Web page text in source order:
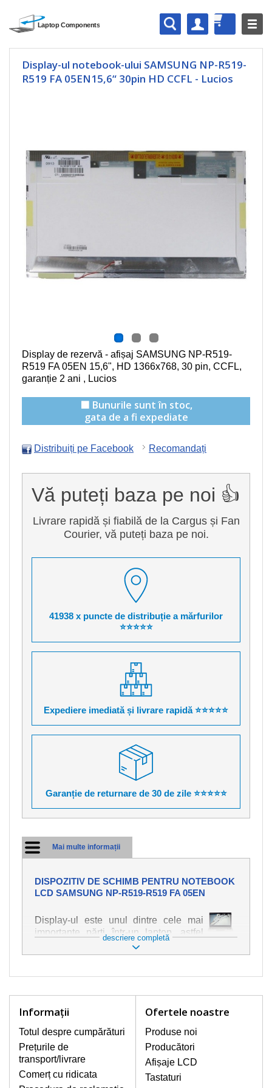
Display-ul notebook-ului SAMSUNG NP-R519-
R519 FA 05EN15,6“ 30pin HD CCFL - Lucios
Display de rezervă - afișaj SAMSUNG NP-R519-
R519 FA 05EN 15,6", HD 1366x768, 30 pin, CCFL,
garanție 2 ani , Lucios
🟩 Bunurile sunt în stoc,
gata de a fi expediate
Distribuiți pe Facebook Recomandați
Vă puteți baza pe noi 👍
Livrare rapidă și fiabilă de la Cargus și Fan
Courier, vă puteți baza pe noi.
41938 x puncte de distribuție a mărfurilor
⭐⭐⭐⭐⭐
Expediere imediată și livrare rapidă ⭐⭐⭐⭐⭐
Garanție de returnare de 30 de zile ⭐⭐⭐⭐⭐
Mai multe informații
DISPOZITIV DE SCHIMB PENTRU NOTEBOOK
LCD SAMSUNG NP-R519-R519 FA 05EN
Display-ul este unul dintre cele mai
importante părți într-un laptop, astfel
încât ne străduim să oferim piese de
schimb de cea mai bună calitate.
ul cu cea mai mare atenție. Cele mai
natură mecanică, cum ar fi afișajul rupt
sau crăpat. În plus, dungile verticale,
afișajul neiluminat, luminozitatea
intermitentă sau neuniformă
descriere completă
Informaţii
Totul despre cumpărături
Prețurile de
transport/livrare
Comerț cu ridicata
Ofertele noastre
Produse noi
Producători
Afișaje LCD
Tastaturi